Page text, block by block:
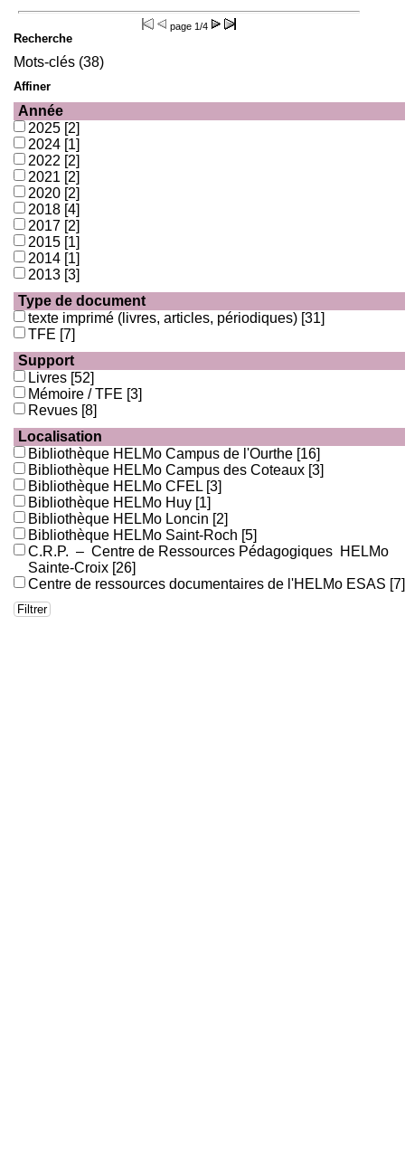
page 1/4
Recherche
Mots-clés (38)
Affiner
Année
2025 [2]
2024 [1]
2022 [2]
2021 [2]
2020 [2]
2018 [4]
2017 [2]
2015 [1]
2014 [1]
2013 [3]
Type de document
texte imprimé (livres, articles, périodiques) [31]
TFE [7]
Support
Livres [52]
Mémoire / TFE [3]
Revues [8]
Localisation
Bibliothèque HELMo Campus de l'Ourthe [16]
Bibliothèque HELMo Campus des Coteaux [3]
Bibliothèque HELMo CFEL [3]
Bibliothèque HELMo Huy [1]
Bibliothèque HELMo Loncin [2]
Bibliothèque HELMo Saint-Roch [5]
C.R.P. – Centre de Ressources Pédagogiques HELMo
Sainte-Croix [26]
Centre de ressources documentaires de l'HELMo ESAS [7]